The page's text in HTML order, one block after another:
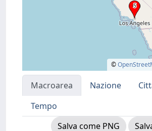
©
Macroarea Nazione
Tempo
Salva come PNG